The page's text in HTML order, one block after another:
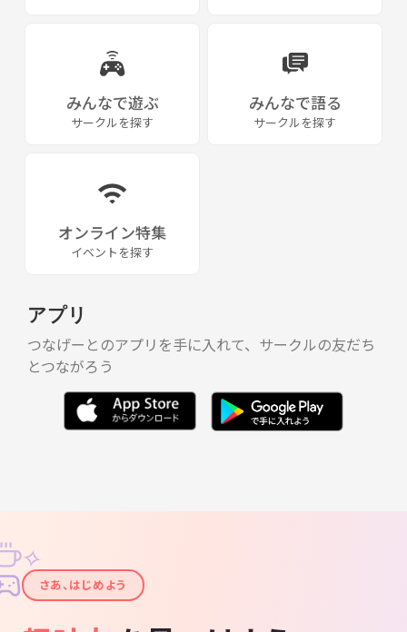
みんなで遊ぶ
サークルを探す
みんなで語る
サークルを探す
オンライン特集
イベントを探す
アプリ
つなげーとのアプリを手に入れて、サークルの友だち
とつながろう
✦
✧
さあ、はじめよう